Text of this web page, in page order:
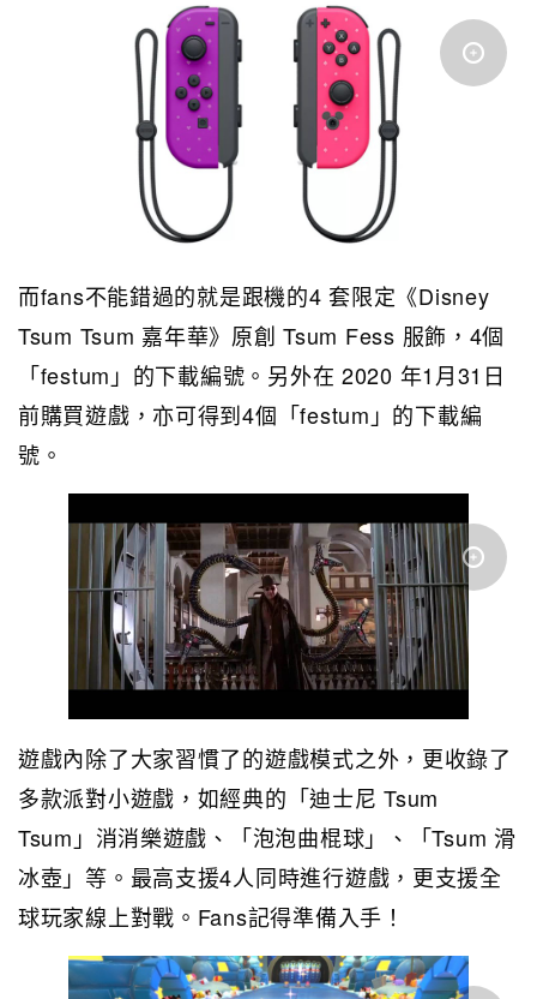
而fans不能錯過的就是跟機的4 套限定《Disney
Tsum Tsum 嘉年華》原創 Tsum Fess 服飾，4個
「festum」的下載編號。另外在 2020 年1月31日
前購買遊戲，亦可得到4個「festum」的下載編
號。
遊戲內除了大家習慣了的遊戲模式之外，更收錄了
多款派對小遊戲，如經典的「迪士尼 Tsum
Tsum」消消樂遊戲、「泡泡曲棍球」、「Tsum 滑
冰壺」等。最高支援4人同時進行遊戲，更支援全
球玩家線上對戰。Fans記得準備入手！